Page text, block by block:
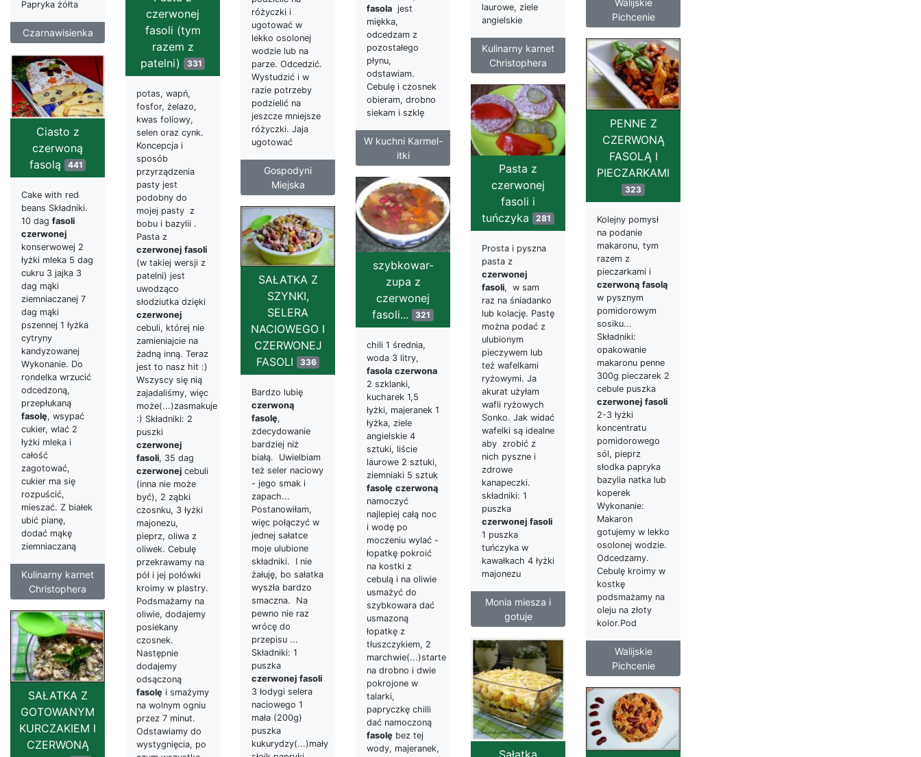
Papryka żółta
Czarnawisienka
różyczki i
ugotować w
lekko osolonej
wodzie lub na
parze. Odcedzić.
Wystudzić i w
razie potrzeby
podzielić na
jeszcze mniejsze
różyczki. Jaja
ugotować
Gospodyni
Miejska
fasola jest
miękka,
odcedzam z
pozostałego
płynu,
odstawiam.
Cebulę i czosnek
obieram, drobno
siekam i szklę
W kuchni Karmel-
itki
laurowe, ziele
angielskie
Kulinarny karnet
Christophera
Pichcenie
czerwonej
fasoli (tym
razem z
patelni)
331
potas, wapń,
fosfor, żelazo,
kwas foliowy,
selen oraz cynk.
Koncepcja i
sposób
przyrządzenia
pasty jest
podobny do
mojej pasty z
bobu i bazylii .
Pasta z
czerwonej fasoli
(w takiej wersji z
patelni) jest
uwodząco
słodziutka dzięki
czerwonej
cebuli, której nie
zamieniajcie na
żadną inną. Teraz
jest to nasz hit :)
Wszyscy się nią
zajadaliśmy, więc
może(...)zasmakuje
:) Składniki: 2
puszki
czerwonej
fasoli, 35 dag
czerwonej cebuli
(inna nie może
być), 2 ząbki
czosnku, 3 łyżki
majonezu,
pieprz, oliwa z
oliwek. Cebulę
przekrawamy na
pół i jej połówki
kroimy w plastry.
Podsmażamy na
oliwie, dodajemy
posiekany
czosnek.
Następnie
dodajemy
odsączoną
fasolę i smażymy
na wolnym ogniu
przez 7 minut.
Odstawiamy do
wystygnięcia, po
PENNE Z
CZERWONĄ
FASOLĄ I
PIECZARKAMI
323
Kolejny pomysł
na podanie
makaronu, tym
razem z
pieczarkami i
czerwoną fasolą
w pysznym
pomidorowym
sosiku...
Składniki:
opakowanie
makaronu penne
300g pieczarek 2
cebule puszka
czerwonej fasoli
2-3 łyżki
koncentratu
pomidorowego
sól, pieprz
słodka papryka
bazylia natka lub
koperek
Wykonanie:
Makaron
gotujemy w lekko
osolonej wodzie.
Odcedzamy.
Cebulę kroimy w
kostkę
podsmażamy na
oleju na złoty
kolor.Pod
Walijskie
Pichcenie
Ciasto z
czerwoną
fasolą
441
Cake with red
beans Składniki.
10 dag fasoli
czerwonej
konserwowej 2
łyżki mleka 5 dag
cukru 3 jajka 3
dag mąki
ziemniaczanej 7
dag mąki
pszennej 1 łyżka
cytryny
kandyzowanej
Wykonanie. Do
rondelka wrzucić
odcedzoną,
przepłukaną
fasolę, wsypać
cukier, wlać 2
łyżki mleka i
całość
zagotować,
cukier ma się
rozpuścić,
mieszać. Z białek
ubić pianę,
dodać mąkę
ziemniaczaną
Kulinarny karnet
Christophera
Pasta z
czerwonej
fasoli i
tuńczyka 281
Prosta i pyszna
pasta z
czerwonej
fasoli, w sam
raz na śniadanko
lub kolację. Pastę
można podać z
ulubionym
pieczywem lub
też wafelkami
ryżowymi. Ja
akurat użyłam
wafli ryżowych
Sonko. Jak widać
wafelki są idealne
aby zrobić z
nich pyszne i
zdrowe
kanapeczki.
składniki: 1
puszka
czerwonej fasoli
1 puszka
tuńczyka w
kawałkach 4 łyżki
majonezu
Monia miesza i
gotuje
szybkowar-
zupa z
czerwonej
fasoli... 321
chili 1 średnia,
woda 3 litry,
fasola czerwona
2 szklanki,
kucharek 1,5
łyżki, majeranek 1
łyżka, ziele
angielskie 4
sztuki, liście
laurowe 2 sztuki,
ziemniaki 5 sztuk
fasolę czerwoną
namoczyć
najlepiej całą noc
i wodę po
moczeniu wylać -
łopatkę pokroić
na kostki z
cebulą i na oliwie
usmażyć do
szybkowara dać
usmazoną
łopatkę z
tłuszczykiem, 2
marchwie(...)starte
na drobno i dwie
pokrojone w
talarki,
papryczkę chilli
dać namoczoną
fasolę bez tej
wody, majeranek,
SAŁATKA Z
SZYNKI,
SELERA
NACIOWEGO I
CZERWONEJ
FASOLI
336
Bardzo lubię
czerwoną
fasolę,
zdecydowanie
bardziej niż
białą. Uwielbiam
też seler naciowy
- jego smak i
zapach...
Postanowiłam,
więc połączyć w
jednej sałatce
moje ulubione
składniki. I nie
żałuję, bo sałatka
wyszła bardzo
smaczna. Na
pewno nie raz
wrócę do
przepisu ...
Składniki: 1
puszka
czerwonej fasoli
3 łodygi selera
naciowego 1
mała (200g)
puszka
kukurydzy(...)mały
SAŁATKA Z
GOTOWANYM
KURCZAKIEM I
CZERWONĄ
Sałatka